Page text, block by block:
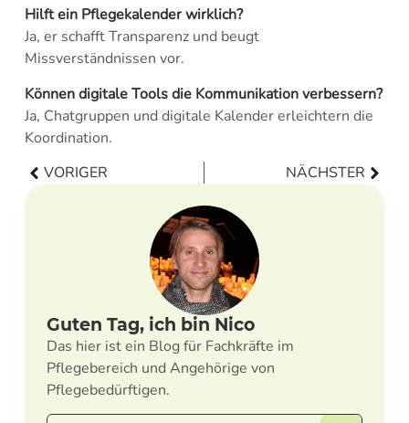
Hilft ein Pflegekalender wirklich?
Ja, er schafft Transparenz und beugt
Missverständnissen vor.
Können digitale Tools die Kommunikation verbessern?
Ja, Chatgruppen und digitale Kalender erleichtern die
Koordination.
VORIGER
NÄCHSTER
Guten Tag, ich bin Nico
Das hier ist ein Blog für Fachkräfte im
Pflegebereich und Angehörige von
Pflegebedürftigen.